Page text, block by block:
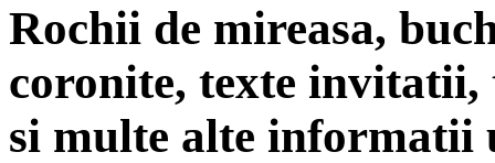
Rochii de mireasa,
coronite, texte
si multe alte informatii